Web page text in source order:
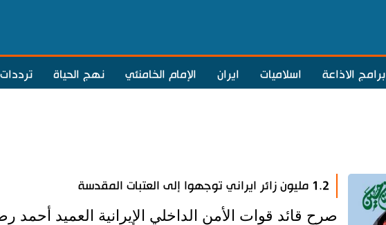
برامج الاذاعة اسلاميات ايران الإمام الخامنئي نهج الحياة ترددات
1.2 مليون زائر ايراني توجهوا إلى العتبات المقدسة
صرح قائد قوات الأمن الداخلي الإيرانية العميد أحمد